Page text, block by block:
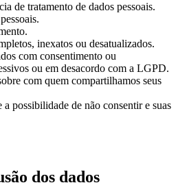
de tratamento de dados pessoais.
inexatos ou desatualizados.
com consentimento ou
ou em desacordo com a LGPD.
com quem compartilhamos seus
a possibilidade de não consentir e suas
dos dados